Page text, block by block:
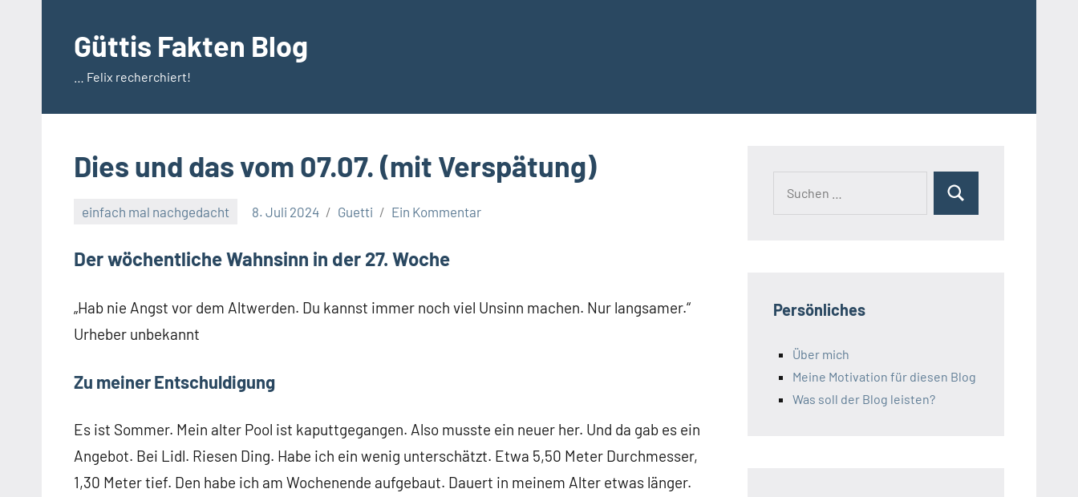
springenGüttis Fakten Blog
… Felix recherchiert!
Dies und das vom 07.07. (mit Verspätung)
einfach mal nachgedacht 8. Juli 2024 Guetti Ein Kommentar
Der wöchentliche Wahnsinn in der 27. Woche
„Hab nie Angst vor dem Altwerden. Du kannst immer noch viel Unsinn machen. Nur langsamer.“
Urheber unbekannt
Zu meiner Entschuldigung
Es ist Sommer. Mein alter Pool ist kaputtgegangen. Also musste ein neuer her. Und da gab es ein
Angebot. Bei Lidl. Riesen Ding. Habe ich ein wenig unterschätzt. Etwa 5,50 Meter Durchmesser,
1,30 Meter tief. Den habe ich am Wochenende aufgebaut. Dauert in meinem Alter etwas länger.
Suchen
Persönliches
Über mich
Meine Motivation für diesen Blog
Was soll der Blog leisten?